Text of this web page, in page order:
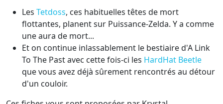
Les Tetdoss, ces habituelles têtes de mort
flottantes, planent sur Puissance-Zelda. Y a comme
une aura de mort...
Et on continue inlassablement le bestiaire d'A Link
To The Past avec cette fois-ci les HardHat Beetle
que vous avez déjà sûrement rencontrés au détour
d'un couloir.